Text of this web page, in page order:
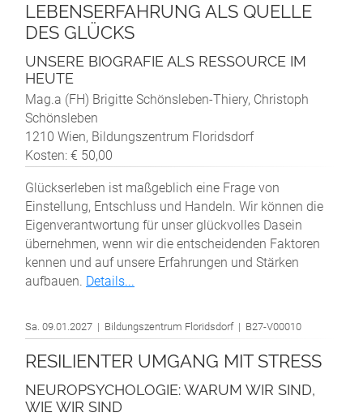
LEBENSERFAHRUNG ALS QUELLE
DES GLÜCKS
UNSERE BIOGRAFIE ALS RESSOURCE IM
HEUTE
Mag.a (FH) Brigitte Schönsleben-Thiery, Christoph
Schönsleben
1210 Wien, Bildungszentrum Floridsdorf
Kosten: € 50,00
Glückserleben ist maßgeblich eine Frage von
Einstellung, Entschluss und Handeln. Wir können die
Eigenverantwortung für unser glückvolles Dasein
übernehmen, wenn wir die entscheidenden Faktoren
kennen und auf unsere Erfahrungen und Stärken
aufbauen. Details...
Sa. 09.01.2027 | Bildungszentrum Floridsdorf | B27-V00010
RESILIENTER UMGANG MIT STRESS
NEUROPSYCHOLOGIE: WARUM WIR SIND,
WIE WIR SIND